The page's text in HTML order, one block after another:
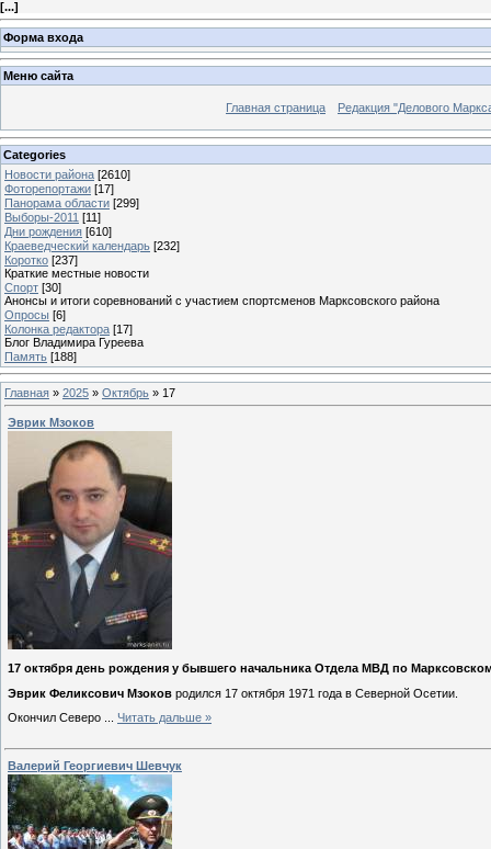
[...]
Форма входа
Меню сайта
Главная страница Редакция "Делового
Categories
Новости района [2610]
Фоторепортажи [17]
Панорама области [299]
Выборы-2011 [11]
Дни рождения [610]
Краеведческий календарь [232]
Коротко [237]
Краткие местные новости
Спорт [30]
Анонсы и итоги соревнований с участием спортсменов Марксовского района
Опросы [6]
Колонка редактора [17]
Блог Владимира Гуреева
Память [188]
Главная » 2025 » Октябрь » 17
Эврик Мзоков
17 октября день рождения у бывшего начальника Отдела МВД по
Эврик Феликсович Мзоков родился 17 октября 1971 года в Северной Осетии.
Окончил Северо
Читать дальше »
Валерий Георгиевич Шевчук